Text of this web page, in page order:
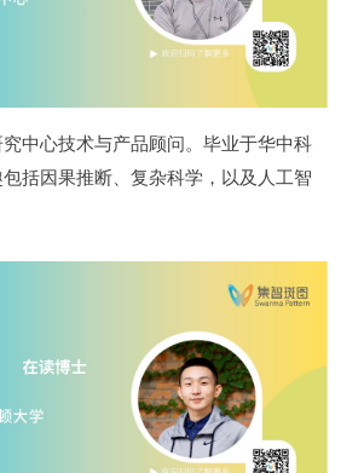
究中心技术与产品顾问。毕业于华中科
括因果推断、复杂科学，以及人工智